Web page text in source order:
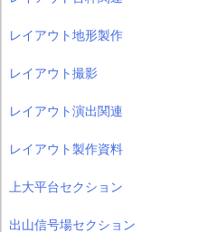
レイアウト地形製作
レイアウト撮影
レイアウト演出関連
レイアウト製作資料
上大平台セクション
出山信号場セクション